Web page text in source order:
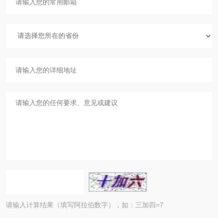
请输入计算结果（填写阿拉伯数字），如：三加四=7